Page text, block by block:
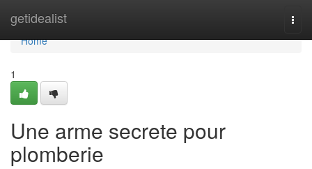
getidealist
Home
Home
1
Une arme secrete pour
plomberie